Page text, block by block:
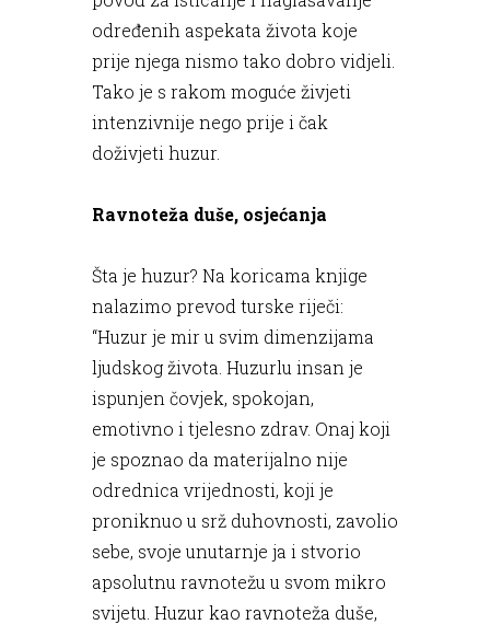
određenih aspekata života koje
prije njega nismo tako dobro vidjeli.
Tako je s rakom moguće živjeti
intenzivnije nego prije i čak
doživjeti huzur.
Ravnoteža duše, osjećanja
Šta je huzur? Na koricama knjige
nalazimo prevod turske riječi:
“Huzur je mir u svim dimenzijama
ljudskog života. Huzurlu insan je
ispunjen čovjek, spokojan,
emotivno i tjelesno zdrav. Onaj koji
je spoznao da materijalno nije
odrednica vrijednosti, koji je
proniknuo u srž duhovnosti, zavolio
sebe, svoje unutarnje ja i stvorio
apsolutnu ravnotežu u svom mikro
svijetu. Huzur kao ravnoteža duše,